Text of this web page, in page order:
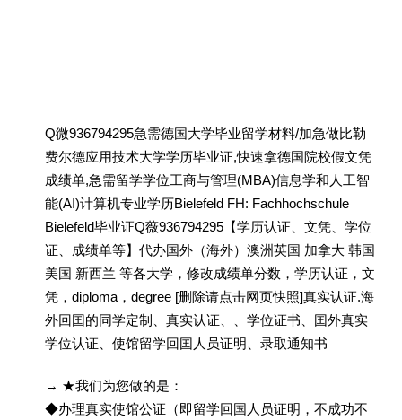
Q微936794295急需德国大学毕业留学材料/加急做比勒
费尔德应用技术大学学历毕业证,快速拿德国院校假文凭
成绩单,急需留学学位工商与管理(MBA)信息学和人工智
能(AI)计算机专业学历Bielefeld FH: Fachhochschule
Bielefeld毕业证Q薇936794295【学历认证、文凭、学位
证、成绩单等】代办国外（海外）澳洲英国 加拿大 韩国
美国 新西兰 等各大学，修改成绩单分数，学历认证，文
凭，diploma，degree [删除请点击网页快照]真实认证.海
外回囯的同学定制、真实认证、、学位证书、囯外真实
学位认证、使馆留学回囯人员证明、录取通知书
→ ★我们为您做的是：
◆办理真实使馆公证（即留学回国人员证明，不成功不